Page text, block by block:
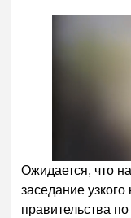
Ожидается, что
заседание узкого
правительства